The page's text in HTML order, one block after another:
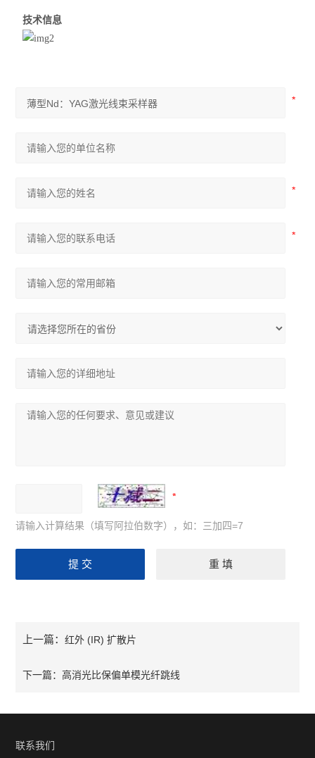
技术信息
请输入计算结果（填写阿拉伯数字），如：三加四=7
上一篇：红外 (IR) 扩散片
下一篇：高消光比保偏单模光纤跳线
联系我们